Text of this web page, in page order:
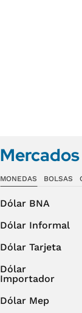
Mercados
MONEDAS BOLSAS
Dólar BNA
Dólar Informal
Dólar Tarjeta
Dólar
Importador
Dólar Mep